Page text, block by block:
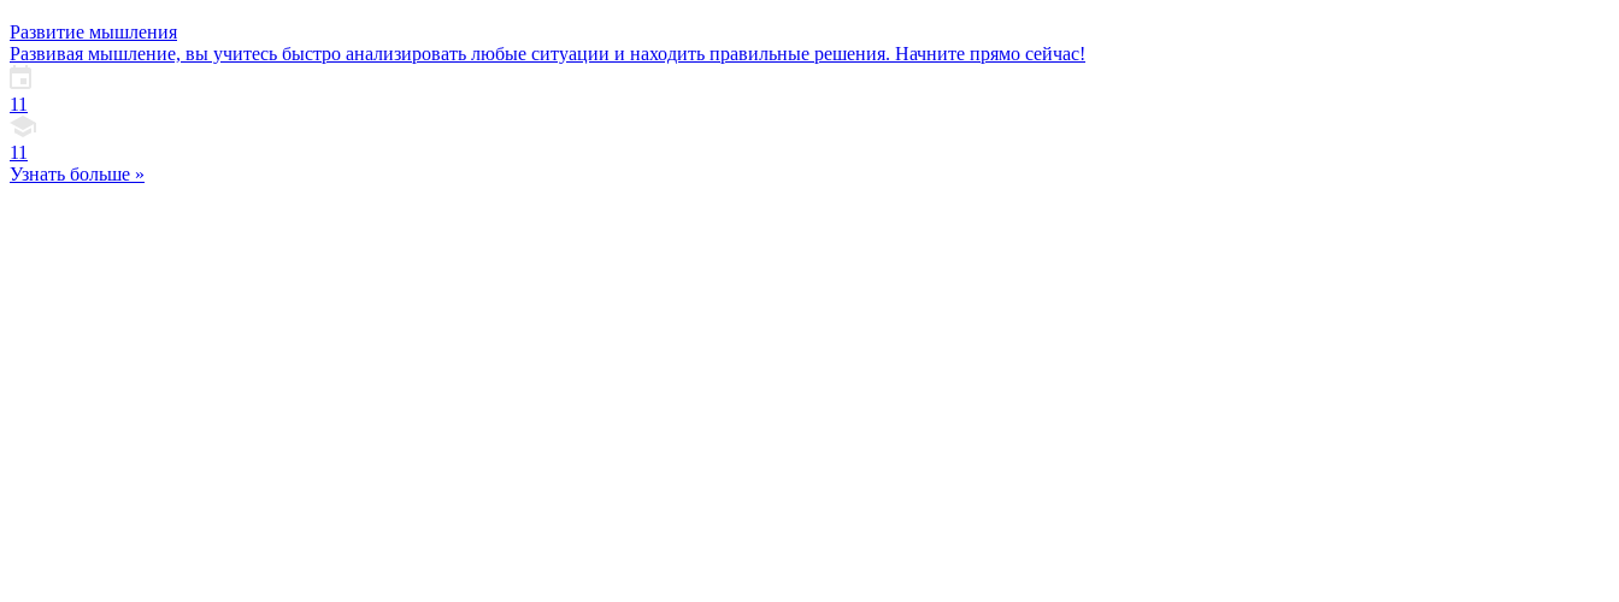
Развитие мышления
Развивая мышление, вы учитесь быстро анализировать любые ситуации и находить правильные решения. Начните прямо сейчас!
11
11
Узнать больше »